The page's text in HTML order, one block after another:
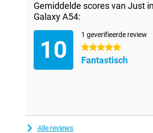
Gemiddelde scores van Just
Galaxy A54:
10
1 geverifieerde review
5 sterren
Fantastisch
Alle reviews